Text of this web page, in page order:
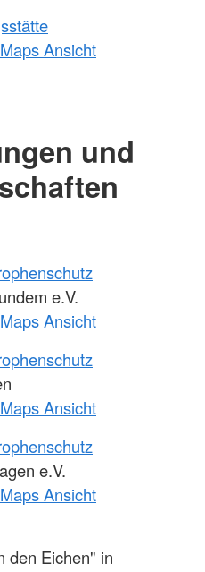
Ansicht
und
e.V.
Ansicht
Ansicht
e.V.
Ansicht
den Eichen" in